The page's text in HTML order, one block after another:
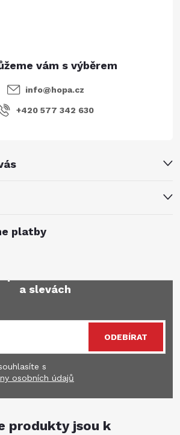
info@hopa.cz
+420 577 342 630
platby
a slevách
s
osobních údajů
ODEBÍRAT
produkty jsou k